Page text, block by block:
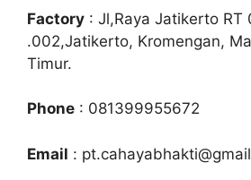
Factory : Jl,Raya Jatikerto RT
.002,Jatikerto, Kromengan,
Timur.
Phone : 081399955672
Email :